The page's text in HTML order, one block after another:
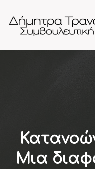
Μια